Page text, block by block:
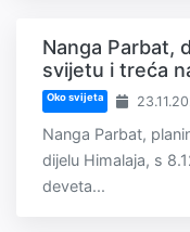
Nanga Parbat,
svijetu i treća
Oko svijeta
Nanga Parbat,
dijelu Himalaja, s
deveta...